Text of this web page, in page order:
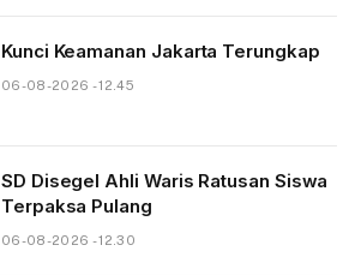
Kunci Keamanan Jakarta Terungkap
06-08-2026 - 12.45
SD Disegel Ahli Waris Ratusan Siswa
Terpaksa Pulang
06-08-2026 - 12.30